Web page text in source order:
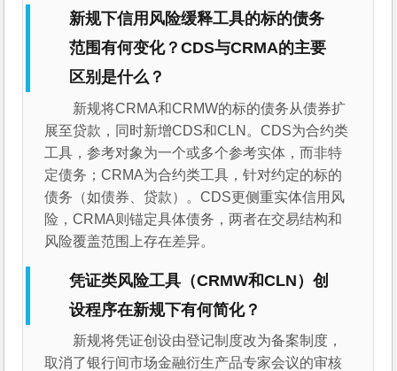
新规下信用风险缓释工具的标的债务
范围有何变化？CDS与CRMA的主要
区别是什么？
新规将CRMA和CRMW的标的债务从债券扩
展至贷款，同时新增CDS和CLN。CDS为合约类
工具，参考对象为一个或多个参考实体，而非特
定债务；CRMA为合约类工具，针对约定的标的
债务（如债券、贷款）。CDS更侧重实体信用风
险，CRMA则锚定具体债务，两者在交易结构和
风险覆盖范围上存在差异。
凭证类风险工具（CRMW和CLN）创
设程序在新规下有何简化？
新规将凭证创设由登记制度改为备案制度，
取消了银行间市场金融衍生产品专家会议的审核